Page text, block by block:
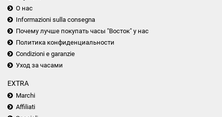
О нас
Informazioni sulla consegna
Почему лучше покупать часы "Восток" у нас
Политика конфиденциальности
Condizioni e garanzie
Уход за часами
EXTRA
Marchi
Affiliati